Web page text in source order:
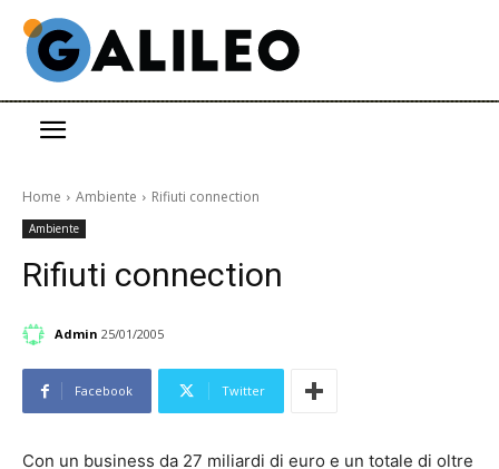
Home Ambiente Rifiuti connection
Ambiente
Rifiuti connection
Admin 25/01/2005
Facebook Twitter
Con un business da 27 miliardi di euro e un totale di oltre